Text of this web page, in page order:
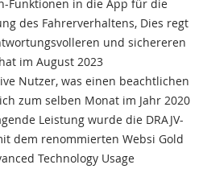
Funktionen in die App für die
des Fahrerverhaltens, Dies regt
und sichereren
im August 2023
Nutzer, was einen beachtlichen
zum selben Monat im Jahr 2020
Leistung wurde die DRAJV-
dem renommierten Websi Gold
Technology Usage